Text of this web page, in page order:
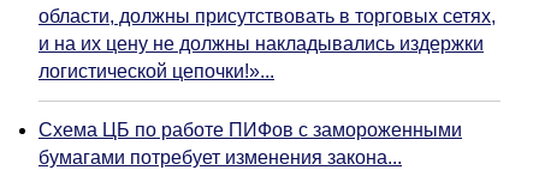
области, должны присутствовать в торговых сетях,
и на их цену не должны накладывались издержки
логистической цепочки!»...
Схема ЦБ по работе ПИФов с замороженными
бумагами потребует изменения закона...